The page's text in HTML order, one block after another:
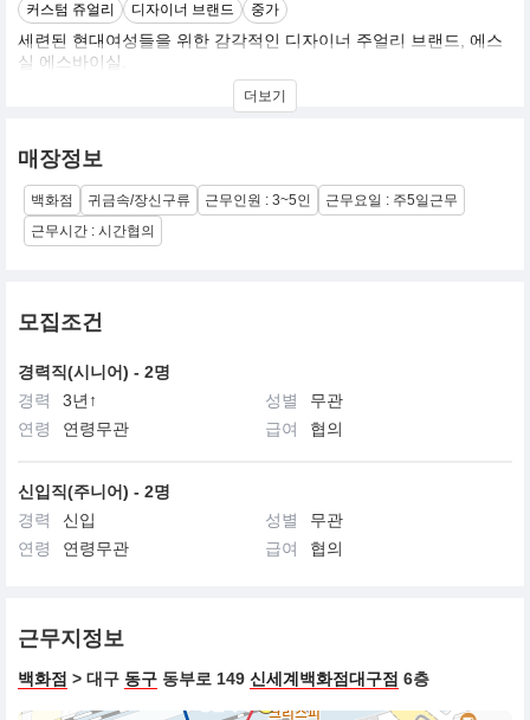
커스텀 쥬얼리 디자이너 브랜드 중가
세련된 현대여성들을 위한 감각적인 디자이너 주얼리 브랜드, 에스
실 에스바이실.
더보기
매장정보
백화점 귀금속/장신구류 근무인원 : 3~5인
근무요일 : 주5일근무
근무시간 : 시간협의
모집조건
경력직(시니어) - 2명
경력
3년↑ 성별
무관
연령
연령무관 급여 협의
신입직(주니어) - 2명
경력
신입 성별
무관
연령
연령무관 급여 협의
근무지정보
백화점 > 대구 동구 동부로 149 신세계백화점대구점 6층